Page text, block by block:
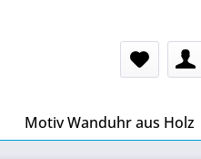
Motiv Wanduhr aus Holz